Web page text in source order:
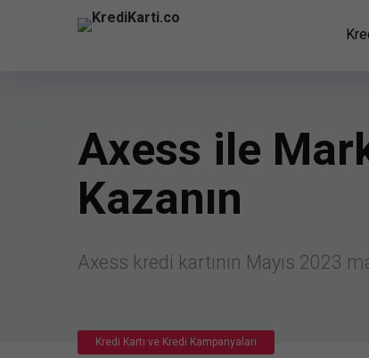
Axess ile
Kazanın
Axess kredi kartının Mayıs 2023
Kredi Kartı ve Kredi Kampanyaları